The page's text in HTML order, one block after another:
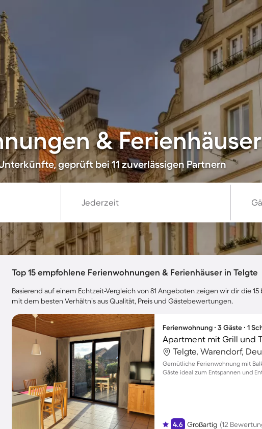
&
geprüft bei 11 zuverlässigen Partnern
Jederzeit
Top 15 empfohlene Ferienwohnungen & Ferienhäuser in Telgte
Basierend auf einem Echtzeit-Vergleich von 81 Angeboten zeigen wir dir die
mit dem besten Verhältnis aus Qualität, Preis und Gästebewertungen.
Ferienwohnung ∙ 3 Gäste ∙ 1
Apartment mit Grill und
Telgte, Warendorf,
Gemütliche Ferienwohnung mit
Gäste ideal zum Entspannen und
4.6 Großartig (12